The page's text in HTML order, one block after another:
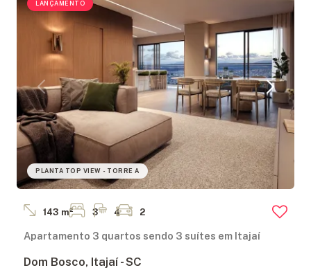
LANÇAMENTO
PLANTA TOP VIEW - TORRE A
143 m² 3 4 2
Apartamento 3 quartos sendo 3 suítes em Itajaí
Dom Bosco, Itajaí - SC